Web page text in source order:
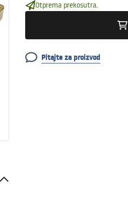
Otprema prekosutra.
Pitajte za proizvod